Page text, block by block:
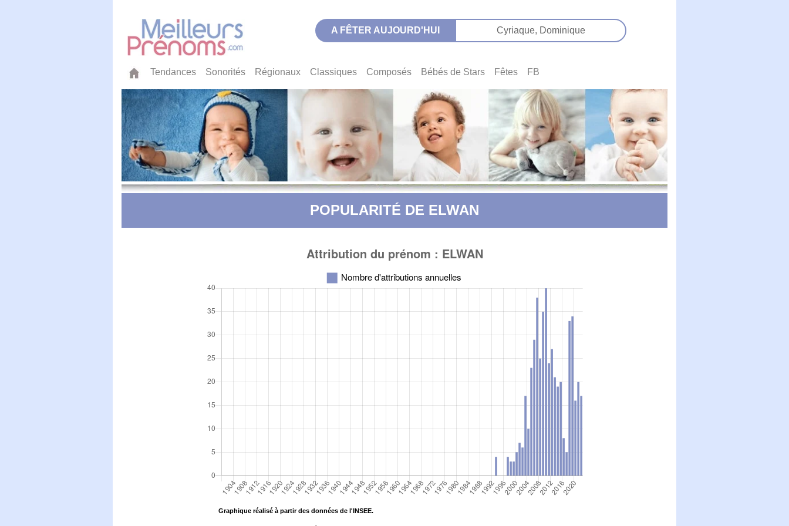
A FÊTER AUJOURD'HUI Cyriaque, Dominique
Tendances Sonorités Régionaux Classiques Composés Bébés de Stars Fêtes FB
POPULARITÉ DE ELWAN
Graphique réalisé à partir des données de l'INSEE.